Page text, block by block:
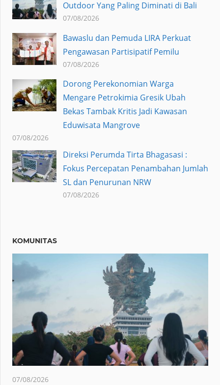
Outdoor Yang Paling Diminati di Bali
07/08/2026
Bawaslu dan Pemuda LIRA Perkuat
Pengawasan Partisipatif Pemilu
07/08/2026
Dorong Perekonomian Warga
Mengare Petrokimia Gresik Ubah
Bekas Tambak Kritis Jadi Kawasan
Eduwisata Mangrove
07/08/2026
Direksi Perumda Tirta Bhagasasi :
Fokus Percepatan Penambahan Jumlah
SL dan Penurunan NRW
07/08/2026
KOMUNITAS
07/08/2026